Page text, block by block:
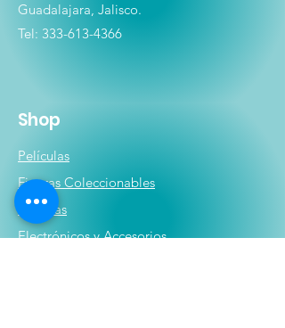
Guadalajara, Jalisco.
Tel: 333-613-4366
Shop
Películas
Figuras Coleccionables
Playeras
Electrónicos y Accesorios